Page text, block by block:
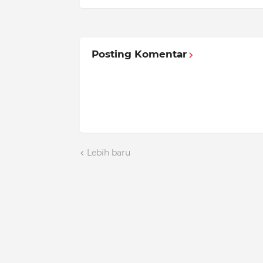
Posting Komentar
Lebih baru